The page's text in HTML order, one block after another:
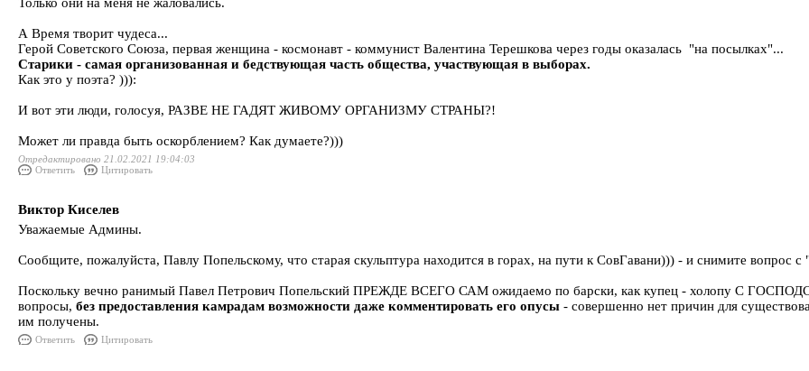
А Время творит чудеса...
Герой Советского Союза, первая женщина - космонавт - коммунист Валентина Терешкова через годы оказалась "на посылках"...
Старики - самая организованная и бедствующая часть общества, участвующая в выборах.
Как это у поэта? ))):
И вот эти люди, голосуя, РАЗВЕ НЕ ГАДЯТ ЖИВОМУ ОРГАНИЗМУ СТРАНЫ?!
Может ли правда быть оскорблением? Как думаете?)))
Отредактировано 21.02.2021 19:04:03
Ответить
Цитировать
Виктор Киселев
Уважаемые Админы.
Сообщите, пожалуйста, Павлу Попельскому, что старая скульптура находится в горах, на пути к СовГавани))) - и снимите
Поскольку вечно ранимый Павел Петрович Попельский ПРЕЖДЕ ВСЕГО САМ ожидаемо по барски, как купец - холопу С
вопросы, без предоставления камрадам возможности даже комментировать его опусы - совершенно нет причин для
им получены.
Ответить Цитировать